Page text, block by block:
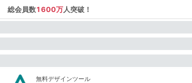
総会員数1600万人突破！
無料デザインツール